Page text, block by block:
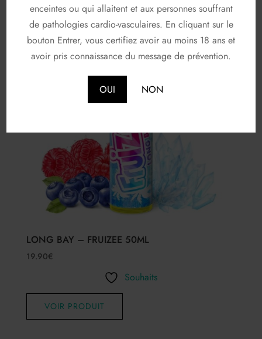
enceintes ou qui allaitent et aux personnes souffrant
de pathologies cardio-vasculaires. En cliquant sur le
bouton Entrer, vous certifiez avoir au moins 18 ans et
avoir pris connaissance du message de prévention.
OUI NON
LONG BAY – FRUIZEE 50ML
19.90€
Souhaits
VOIR PRODUIT